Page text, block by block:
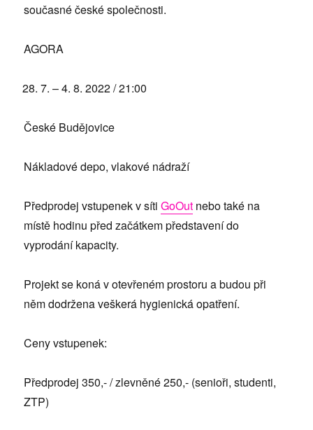
současné české společnosti.
AGORA
7. – 4. 8. 2022 / 21:00
České Budějovice
Nákladové depo, vlakové nádraží
Předprodej vstupenek v sítiGoOut nebo také na
místě hodinu před začátkem představení do
vyprodání kapacity.
Projekt se koná v otevřeném prostoru a budou při
něm dodržena veškerá hygienická opatření.
Ceny vstupenek:
Předprodej 350,- / zlevněné 250,- (senioři, studenti,
ZTP)